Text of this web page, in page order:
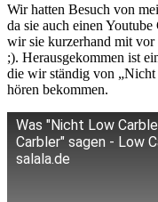
Wir hatten Besuch von
da sie auch einen Youtube
wir sie kurzerhand mit vor
;). Herausgekommen ist
die wir ständig von
hören bekommen.
Was "Nicht Low
Carbler" sagen - Low
salala.de